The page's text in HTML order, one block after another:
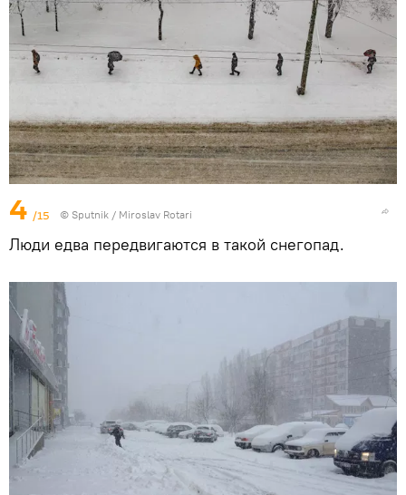
4 /15 © Sputnik / Miroslav Rotari
Люди едва передвигаются в такой снегопад.